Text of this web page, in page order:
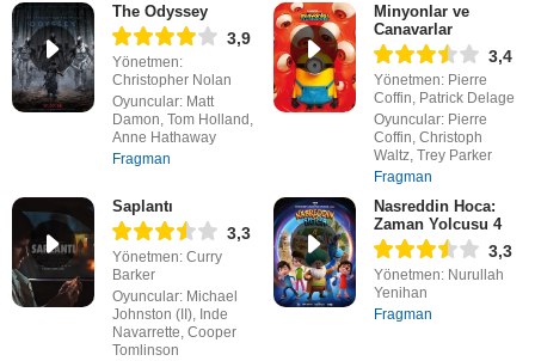
The Odyssey
3,9
Yönetmen:
Christopher Nolan
Oyuncular: Matt
Damon, Tom Holland,
Anne Hathaway
Fragman
Minyonlar ve
Canavarlar
3,4
Yönetmen: Pierre
Coffin, Patrick Delage
Oyuncular: Pierre
Coffin, Christoph
Waltz, Trey Parker
Fragman
Saplantı
3,3
Yönetmen: Curry
Barker
Oyuncular: Michael
Johnston (II), Inde
Navarrette, Cooper
Tomlinson
Nasreddin Hoca:
Zaman Yolcusu 4
3,3
Yönetmen: Nurullah
Yenihan
Fragman